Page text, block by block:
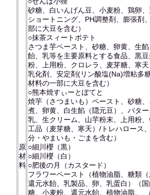
原
材
料
砂糖、白いんげん豆、小麦粉、鶏卵、
ショートニング、PH調整剤、膨張剤
部に大豆を含む）
○抹茶スィートポテト
さつま芋ペースト、砂糖、卵黄、生
飴、乳等を主要原料とする食品、黒
粉、上用粉、クロレラ、麦芽糖、寒天
乳化剤、安定剤(リン酸塩(Na)増粘多
材料の一部に大豆を含む）
○熊本焼すぃーとぽてと
焼芋（さつまいも）ペースト、砂糖
煮、卵黄、白生餡（隠元豆）、バタ
乳、生クリーム、山芋粉末、上用粉
工品（麦芽糖、寒天）/トレハロース
分・やまいも・ごまを含む）
○細川櫻（黒）
○細川櫻（白）
○肥後の月（カスタード）
フラワーペースト（植物油脂、糖類（
還元水飴、乳製品、卵、乳蛋白）（
糖、小麦粉、還元水飴、植物油脂